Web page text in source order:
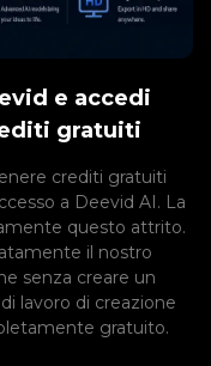
e accedi
gratuiti
crediti gratuiti
a Deevid AI. La
questo attrito.
il nostro
senza creare un
lavoro di creazione
gratuito.